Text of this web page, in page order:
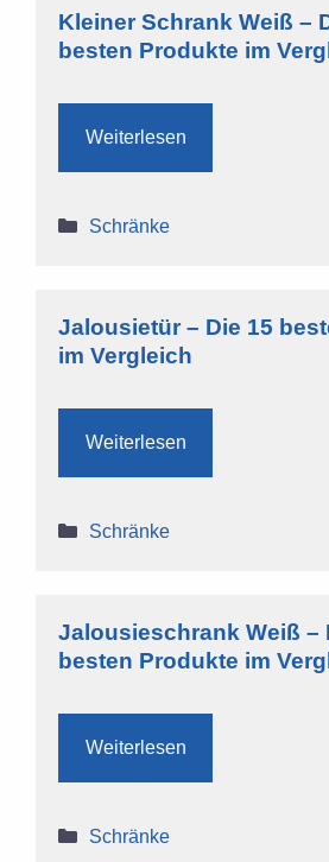
Kleiner Schrank Weiß –
besten Produkte im
Weiterlesen
Kategorien
Schränke
Jalousietür – Die 15
im Vergleich
Weiterlesen
Kategorien
Schränke
Jalousieschrank Weiß –
besten Produkte im
Weiterlesen
Kategorien
Schränke